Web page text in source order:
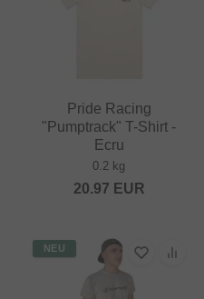
Pride Racing
"Pumptrack" T-Shirt -
Ecru
0.2 kg
20.97 EUR
NEU